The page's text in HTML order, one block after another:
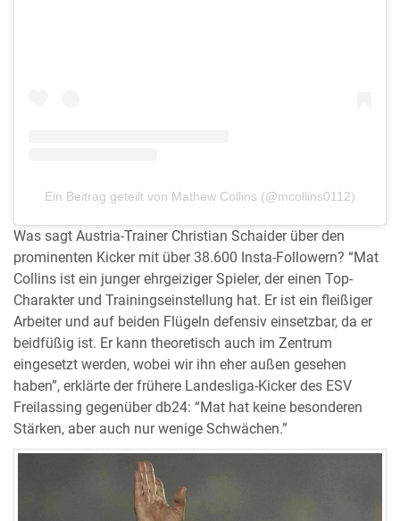
Ein Beitrag geteilt von Mathew Collins (@mcollins0112)
Was sagt Austria-Trainer Christian Schaider über den
prominenten Kicker mit über 38.600 Insta-Followern? “Mat
Collins ist ein junger ehrgeiziger Spieler, der einen Top-
Charakter und Trainingseinstellung hat. Er ist ein fleißiger
Arbeiter und auf beiden Flügeln defensiv einsetzbar, da er
beidfüßig ist. Er kann theoretisch auch im Zentrum
eingesetzt werden, wobei wir ihn eher außen gesehen
haben”, erklärte der frühere Landesliga-Kicker des ESV
Freilassing gegenüber db24: “Mat hat keine besonderen
Stärken, aber auch nur wenige Schwächen.”